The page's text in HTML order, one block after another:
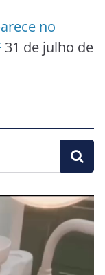
no
31 de julho de